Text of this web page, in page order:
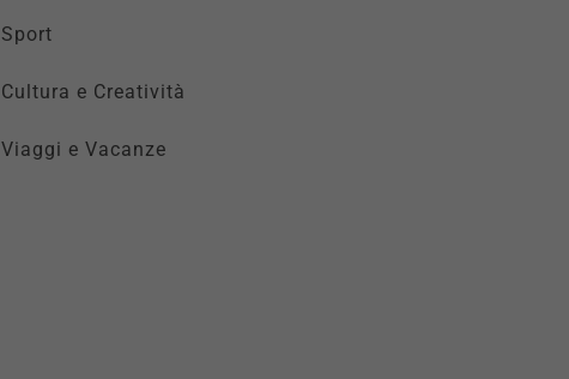
Sport
Cultura e Creatività
Viaggi e Vacanze